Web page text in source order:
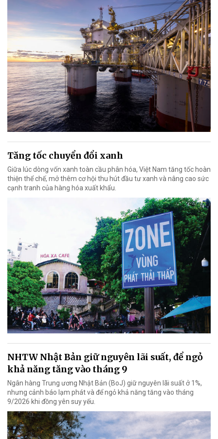
Tăng tốc chuyển đổi xanh
Giữa lúc dòng vốn xanh toàn cầu phân hóa, Việt Nam tăng tốc hoàn
thiện thể chế, mở thêm cơ hội thu hút đầu tư xanh và nâng cao sức
cạnh tranh của hàng hóa xuất khẩu.
NHTW Nhật Bản giữ nguyên lãi suất, để ngỏ
khả năng tăng vào tháng 9
Ngân hàng Trung ương Nhật Bản (BoJ) giữ nguyên lãi suất ở 1%,
nhưng cảnh báo lạm phát và để ngỏ khả năng tăng vào tháng
9/2026 khi đồng yên suy yếu.